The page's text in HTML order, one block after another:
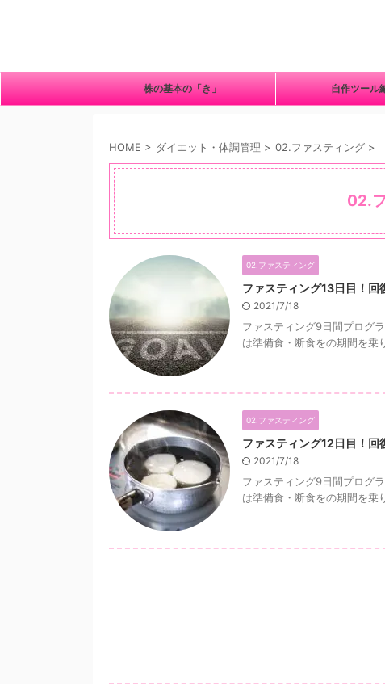
株の基本の「き」 自作ツー
HOME > ダイエット・体調管理 > 02.ファスティング >
02.
02.ファスティング
ファスティング13日目！
2021/7/18
ファスティング9日間プログ
は準備食・断食をの期間を乗
02.ファスティング
ファスティング12日目！回
2021/7/18
ファスティング9日間プログ
は準備食・断食をの期間を乗